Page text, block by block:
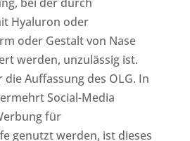
Hyaluron oder
oder Gestalt von Nase
werden, unzulässig ist.
Auffassung des OLG. In
Social-Media
für
genutzt werden, ist dieses